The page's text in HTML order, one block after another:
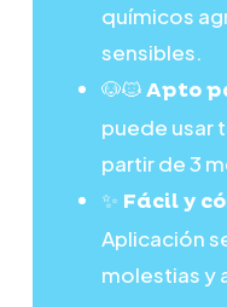
químicos
sensibles.
🐶🐱Apto
puede usar
partir de 3
✨ Fácil y
Aplicación
molestias y